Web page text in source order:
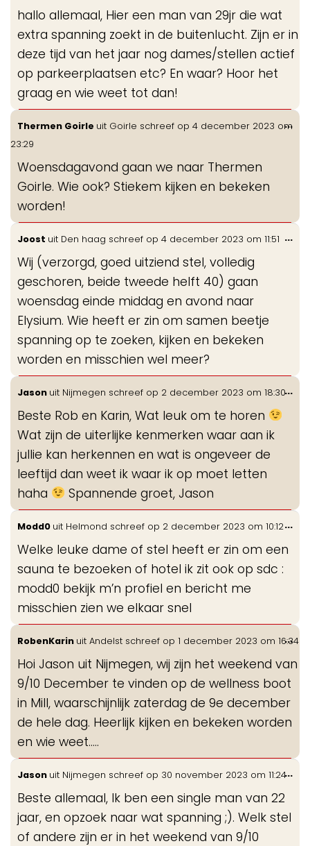
hallo allemaal, Hier een man van 29jr die wat
extra spanning zoekt in de buitenlucht. Zijn er in
deze tijd van het jaar nog dames/stellen actief
op parkeerplaatsen etc? En waar? Hoor het
graag en wie weet tot dan!
Thermen Goirle uit Goirle schreef op 4 december 2023 om
23:29
Woensdagavond gaan we naar Thermen
Goirle. Wie ook? Stiekem kijken en bekeken
worden!
...
Joost uit Den haag schreef op 4 december 2023 om 11:51
Wij (verzorgd, goed uitziend stel, volledig
geschoren, beide tweede helft 40) gaan
woensdag einde middag en avond naar
Elysium. Wie heeft er zin om samen beetje
spanning op te zoeken, kijken en bekeken
worden en misschien wel meer?
...
Jason uit Nijmegen schreef op 2 december 2023 om 18:30
Beste Rob en Karin, Wat leuk om te horen
Wat zijn de uiterlijke kenmerken waar aan ik
jullie kan herkennen en wat is ongeveer de
leeftijd dan weet ik waar ik op moet letten
haha
Spannende groet, Jason
...
Modd0 uit Helmond schreef op 2 december 2023 om 10:12
Welke leuke dame of stel heeft er zin om een
sauna te bezoeken of hotel ik zit ook op sdc :
modd0 bekijk m’n profiel en bericht me
misschien zien we elkaar snel
...
RobenKarin uit Andelst schreef op 1 december 2023 om 16:34
Hoi Jason uit Nijmegen, wij zijn het weekend van
9/10 December te vinden op de wellness boot
in Mill, waarschijnlijk zaterdag de 9e december
de hele dag. Heerlijk kijken en bekeken worden
en wie weet.....
...
Jason uit Nijmegen schreef op 30 november 2023 om 11:24
Beste allemaal, Ik ben een single man van 22
jaar, en opzoek naar wat spanning ;). Welk stel
of andere zijn er in het weekend van 9/10
...